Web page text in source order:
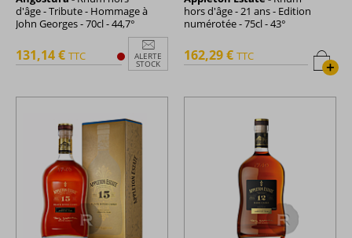
d'âge - Tribute - Hommage à
John Georges - 70cl - 44,7°
ALERTE
STOCK
131,14 € TTC
hors d'âge - 21 ans - Edition
numérotée - 75cl - 43°
+
162,29 € TTC